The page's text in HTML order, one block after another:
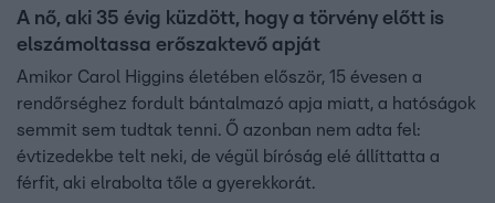
A nő, aki 35 évig küzdött, hogy a törvény előtt is
elszámoltassa erőszaktevő apját
Amikor Carol Higgins életében először, 15 évesen a
rendőrséghez fordult bántalmazó apja miatt, a hatóságok
semmit sem tudtak tenni. Ő azonban nem adta fel:
évtizedekbe telt neki, de végül bíróság elé állíttatta a
férfit, aki elrabolta tőle a gyerekkorát.